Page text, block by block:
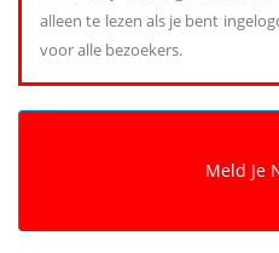
alleen te lezen als je bent
voor alle bezoekers.